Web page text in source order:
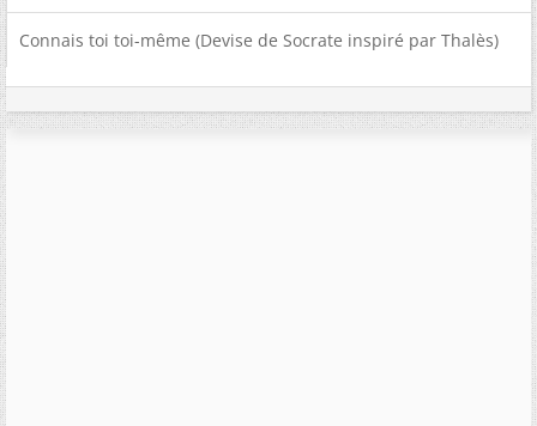
Connais toi toi-même (Devise de Socrate inspiré par Thalès)